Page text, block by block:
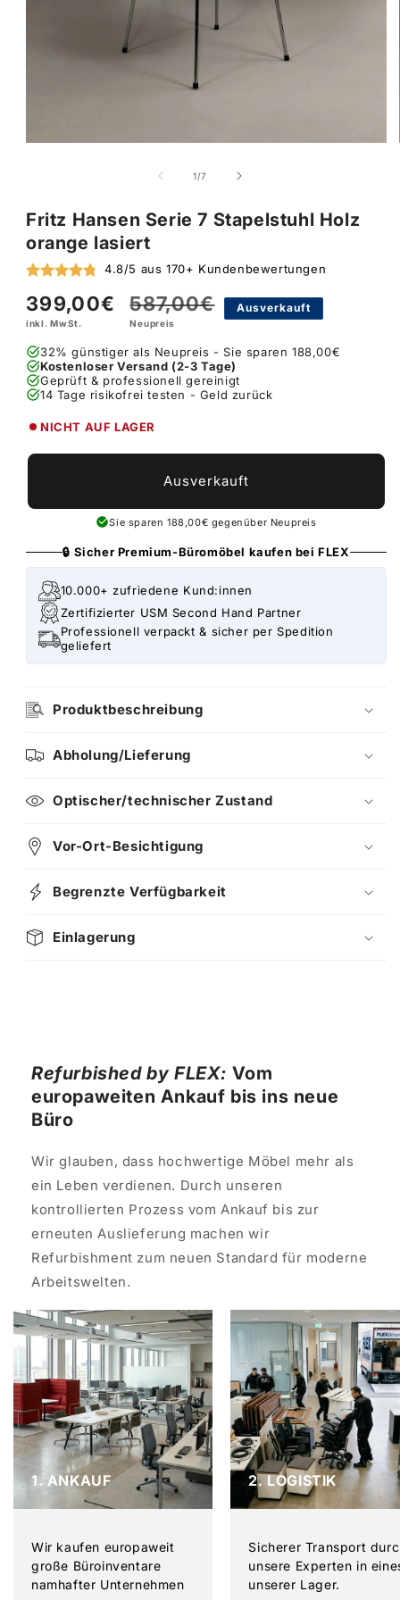
1/von
7
Fritz Hansen Serie 7 Stapelstuhl Holz
orange lasiert
4.8/5 aus 170+ Kundenbewertungen
Verkaufspreis
399,00€
inkl. MwSt.
Normaler
587,00€
Neupreis
Ausverkauft
32% günstiger als Neupreis - Sie sparen 188,00€
Kostenloser Versand (2-3 Tage)
Geprüft & professionell gereinigt
14 Tage risikofrei testen - Geld zurück
NICHT AUF LAGER
Ausverkauft
Sie sparen 188,00€ gegenüber Neupreis
🔒 Sicher Premium-Büromöbel kaufen bei FLEX
10.000+ zufriedene Kund:innen
Zertifizierter USM Second Hand Partner
Professionell verpackt & sicher per Spedition
geliefert
Produktbeschreibung
Abholung/Lieferung
Optischer/technischer Zustand
Vor-Ort-Besichtigung
Begrenzte Verfügbarkeit
Einlagerung
Refurbished by FLEX: Vom
europaweiten Ankauf bis ins neue
Büro
Wir glauben, dass hochwertige Möbel mehr als
ein Leben verdienen. Durch unseren
kontrollierten Prozess vom Ankauf bis zur
erneuten Auslieferung machen wir
Refurbishment zum neuen Standard für moderne
Arbeitswelten.
1. ANKAUF
Wir kaufen europaweit
große Büroinventare
namhafter Unternehmen
2. LOGISTIK
Sicherer Transport
unsere Experten in
unserer Lager.